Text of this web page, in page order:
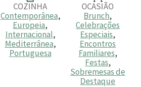
COZINHA
Contemporânea,
Europeia,
Internacional,
Mediterrânea,
Portuguesa
OCASIÃO
Brunch,
Celebrações
Especiais,
Encontros
Familiares,
Festas,
Sobremesas de
Destaque